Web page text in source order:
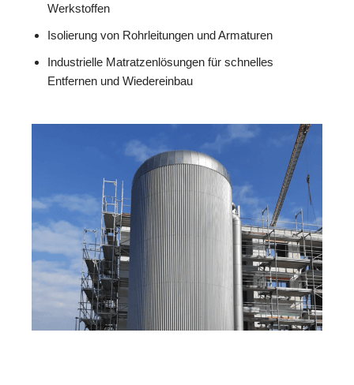
Werkstoffen
Isolierung von Rohrleitungen und Armaturen
Industrielle Matratzenlösungen für schnelles
Entfernen und Wiedereinbau